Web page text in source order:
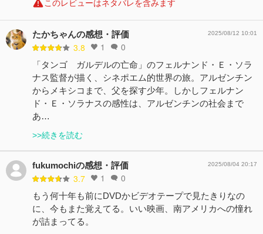
このレビューはネタバレを含みます
たかちゃんの感想・評価
3.8 1 0
2025/08/12 10:01
「タンゴ ガルデルの亡命」のフェルナンド・Ｅ・ソラ
ナス監督が描く、シネポエム的世界の旅。アルゼンチン
からメキシコまで、父を探す少年。しかしフェルナン
ド・Ｅ・ソラナスの感性は、アルゼンチンの社会まで
あ…
>>続きを読む
fukumochiの感想・評価
3.7 1 0
2025/08/04 20:17
もう何十年も前にDVDかビデオテープで見たきりなの
に、今もまた覚えてる。いい映画、南アメリカへの憧れ
が詰まってる。